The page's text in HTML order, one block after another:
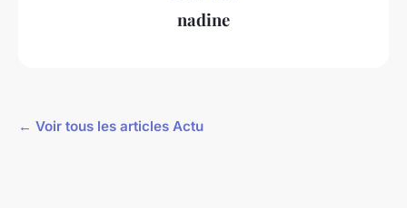
nadine
← Voir tous les articles Actu